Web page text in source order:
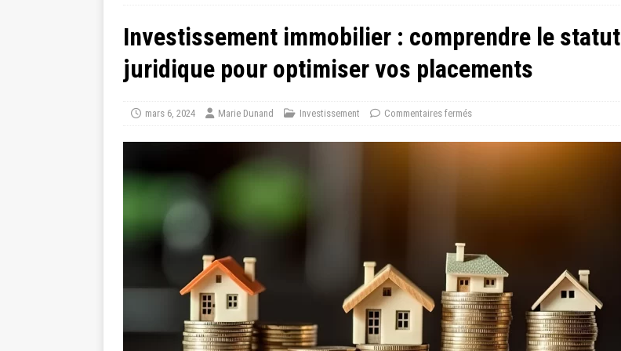
Investissement immobilier : comprendre le statut
juridique pour optimiser vos placements
mars 6, 2024 Marie Dunand Investissement Commentaires fermés